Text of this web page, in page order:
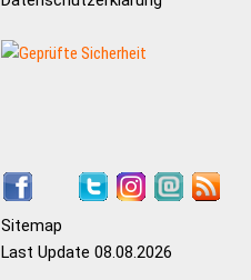
Sitemap
Last Update 08.08.2026